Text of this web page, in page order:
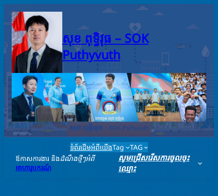
content
សុខ ពុទ្ធិវុធ – SO​K
Puthyvuth
ទំព័រដើមអំពីយើងTag
TAG
ឪកាសការងារ និងដំណឹងថ្មីៗអំពី
អាហារូបករណ៍
សូមជ្រើសរើសការចូលចុះ
ឈ្មោះ